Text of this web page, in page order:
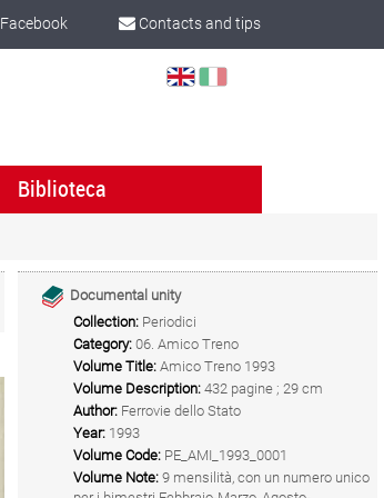
Contacts and tips
Facebook
Select
Biblioteca
Documental unity
Collection: Periodici
Category: 06. Amico Treno
Volume Title: Amico Treno 1993
Volume Description: 432 pagine ; 29 cm
Author: Ferrovie dello Stato
Year: 1993
Volume Code: PE_AMI_1993_0001
Volume Note: 9 mensilità, con un numero unico